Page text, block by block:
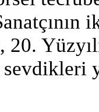
20.